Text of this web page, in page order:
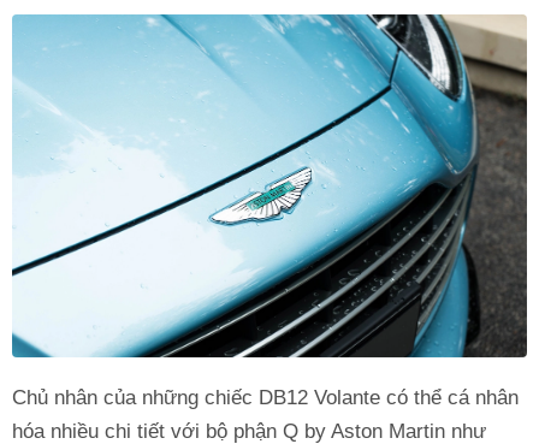
Chủ nhân của những chiếc DB12 Volante có thể cá nhân
hóa nhiều chi tiết với bộ phận Q by Aston Martin như